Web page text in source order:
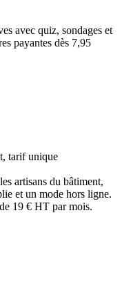
avec quiz, sondages et
payantes dès 7,95
tarif unique
artisans du bâtiment,
et un mode hors ligne.
19 € HT par mois.